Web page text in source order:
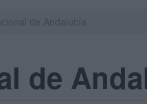
de